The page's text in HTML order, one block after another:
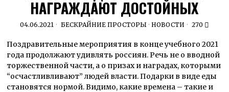
НАГРАЖДАЮТ ДОСТОЙНЫХ
04.06.2021 БЕСКРАЙНИЕ ПРОСТОРЫ · НОВОСТИ 270
Поздравительные мероприятия в конце учебного 2021
года продолжают удивлять россиян. Речь не о вводной
торжественной части, а о призах и наградах, которыми
“осчастливливают” людей власти. Подарки в виде еды
становятся нормой. Видимо, какие времена – такие и